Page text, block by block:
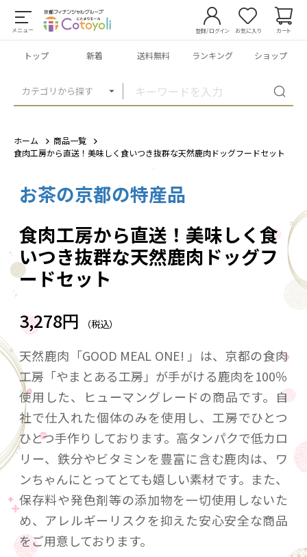
メニュー
カテゴリから探す
登録/ログイン お気に入り カート
トップ 新着 送料無料 ランキング ショップ
ホーム
商品一覧
食肉工房から直送！美味しく食いつき抜群な天然鹿肉ドッグフードセット
お茶の京都の特産品
食肉工房から直送！美味しく食
いつき抜群な天然鹿肉ドッグフ
ードセット
3,278円 （税込）
天然鹿肉「GOOD MEAL ONE! 」は、京都の食肉
工房「やまとある工房」が手がける鹿肉を100％
使用した、ヒューマングレードの商品です。自
社で仕入れた個体のみを使用し、工房でひとつ
ひとつ手作りしております。高タンパクで低カロ
リー、鉄分やビタミンを豊富に含む鹿肉は、ワ
ンちゃんにとってとても嬉しい素材です。また、
保存料や発色剤等の添加物を一切使用しないた
め、アレルギーリスクを抑えた安心安全な商品
をご用意しております。